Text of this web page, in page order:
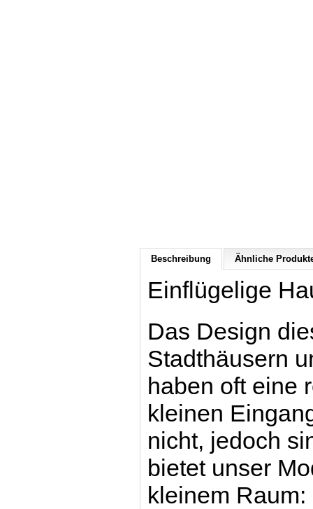
Beschreibung Ähnliche
Einflügelige
Das Design
Stadthäusern
haben oft eine
kleinen
nicht, jedoch
bietet unser
kleinem Raum: